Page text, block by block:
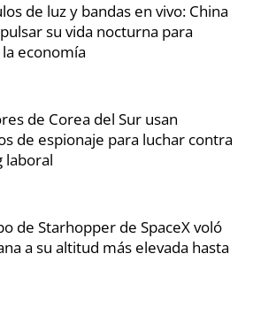
de luz y bandas en vivo: China
su vida nocturna para
economía
de Corea del Sur usan
de espionaje para luchar contra
laboral
de Starhopper de SpaceX voló
a su altitud más elevada hasta